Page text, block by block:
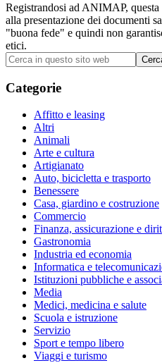
Registrandosi ad ANIMAP, questa
alla presentazione dei documenti
"buona fede" e quindi non
etici.
Barra
laterale
primaria
Cerca
in
questo
sito
Categorie
Affitto e leasing
Altri
Animali
Arte e cultura
Artigianato
Auto, bicicletta e trasporto
Benessere
Casa, giardino e costruzione
Commercio
Finanza, assicurazione e
Gastronomia
Industria ed economia
Informatica e
Istituzioni pubbliche e
Media
Medici, medicina e salute
Scuola e istruzione
Servizio
Sport e tempo libero
Viaggi e turismo